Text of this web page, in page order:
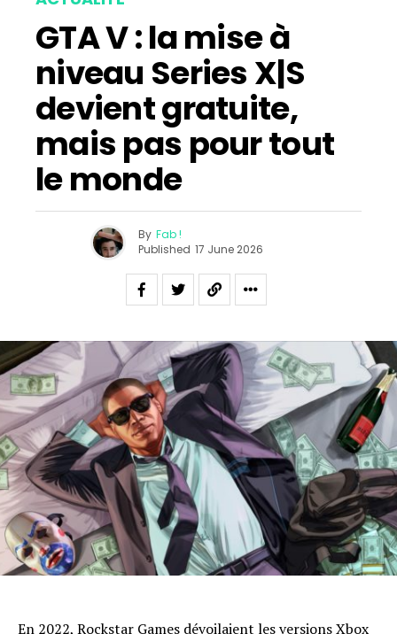
GTA V : la mise à
niveau Series X|S
devient gratuite,
mais pas pour tout
le monde
By Fab !
Published 17 June 2026
En 2022, Rockstar Games dévoilaient les versions Xbox